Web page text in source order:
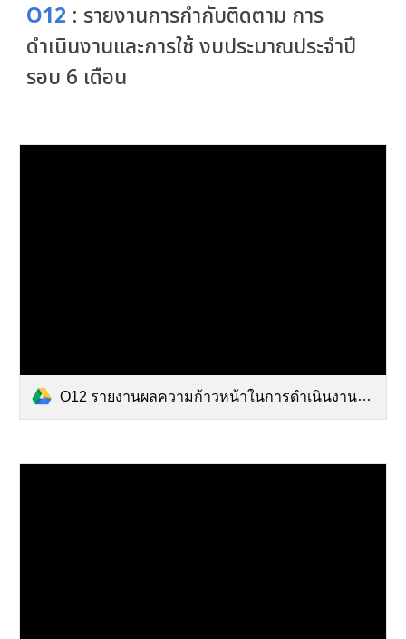
O12 : รายงานการกำกับติดตาม การ
ดำเนินงานและการใช้ งบประมาณประจำปี
รอบ 6 เดือน
O12 รายงานผลความก้าวหน้าในการดำเนินงาน ตามแผนดำเนินงาน รอบ 6 เดือน.pdf